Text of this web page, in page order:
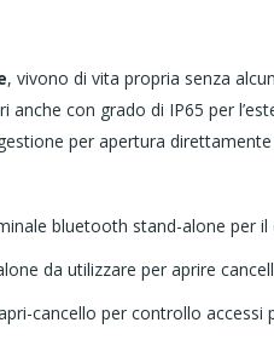
, vivono di vita propria senza
anche con grado di IP65 per
per apertura
bluetooth stand-alone per il
da utilizzare per aprire
cancello per controllo